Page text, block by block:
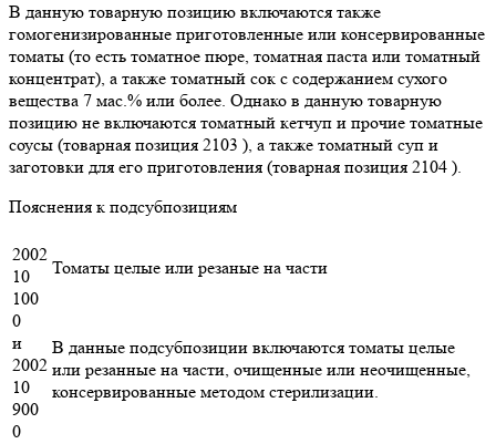
В данную товарную позицию включаются также
гомогенизированные приготовленные или консервированные
томаты (то есть томатное пюре, томатная паста или томатный
концентрат), а также томатный сок с содержанием сухого
вещества 7 мас.% или более. Однако в данную товарную
позицию не включаются томатный кетчуп и прочие томатные
соусы (товарная позиция 2103 ), а также томатный суп и
заготовки для его приготовления (товарная позиция 2104 ).
Пояснения к подсубпозициям
2002
10
100
0
и
2002
10
900
0
Томаты целые или резаные на части
В данные подсубпозиции включаются томаты целые
или резанные на части, очищенные или неочищенные,
консервированные методом стерилизации.